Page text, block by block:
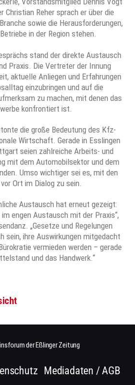
Christian Reher sprach er über die
sowie die Herausforderungen,
in der Region stehen.
stand der direkte Austausch
Praxis. Die Vertreter der Innung
aktuelle Anliegen und Erfahrungen
einzubringen und auf die
zu machen, mit denen das
konfrontiert ist.
die große Bedeutung des Kfz-
Wirtschaft. Gerade in Esslingen
seien zahlreiche Arbeits- und
mit dem Automobilsektor und dem
Umso wichtiger sei es, mit den
Ort im Dialog zu sein.
Austausch hat erneut gezeigt:
engen Austausch mit der Praxis“,
„Gesetze und Regelungen
sein, ihre Auswirkungen mitgedacht
vermieden werden – gerade
und das Handwerk.“
der Eßlinger Zeitung
Mediadaten / AGB